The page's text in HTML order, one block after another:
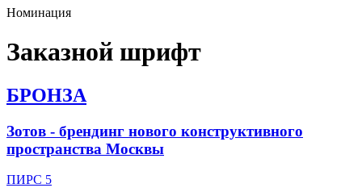
Номинация
Заказной шрифт
БРОНЗА
Зотов - брендинг нового конструктивного
пространства Москвы
ПИРС 5